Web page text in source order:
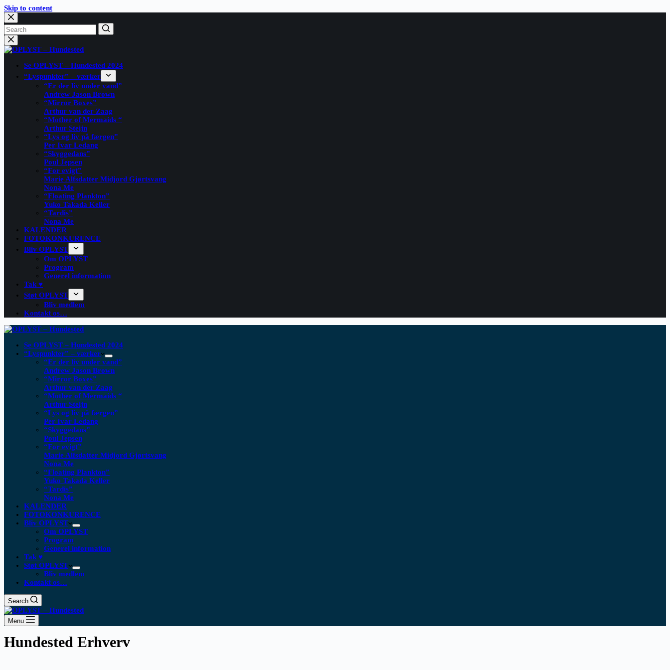
Skip to content
Se OPLYST – Hundested 2024
“Lyspunkter” – værker
“Er der liv under vand”
Andrew Jason Brown
“Mirror Boxes”
Arthur van der Zaag
“Mother of Mermaids “
Arthur Steijn
“Lys og liv på færgen”
Per Ivar Ledang
“Skyggedans”
Poul Jepsen
“For evigt”
Marie Alfsdatter Midjord Gjørtsvang
Nona Me
“Floating Plankton​”
Yuko Takada Keller
“Tardis”
Nona Me
KALENDER
FOTOKONKURENCE
Bliv OPLYST
Om OPLYST
Program
Generel information
Tak ♥
Støt OPLYST
Bliv medlem
Kontakt os…
Se OPLYST – Hundested 2024
“Lyspunkter” – værker
“Er der liv under vand”
Andrew Jason Brown
“Mirror Boxes”
Arthur van der Zaag
“Mother of Mermaids “
Arthur Steijn
“Lys og liv på færgen”
Per Ivar Ledang
“Skyggedans”
Poul Jepsen
“For evigt”
Marie Alfsdatter Midjord Gjørtsvang
Nona Me
“Floating Plankton​”
Yuko Takada Keller
“Tardis”
Nona Me
KALENDER
FOTOKONKURENCE
Bliv OPLYST
Om OPLYST
Program
Generel information
Tak ♥
Støt OPLYST
Bliv medlem
Kontakt os…
Search
Menu
Hundested Erhverv